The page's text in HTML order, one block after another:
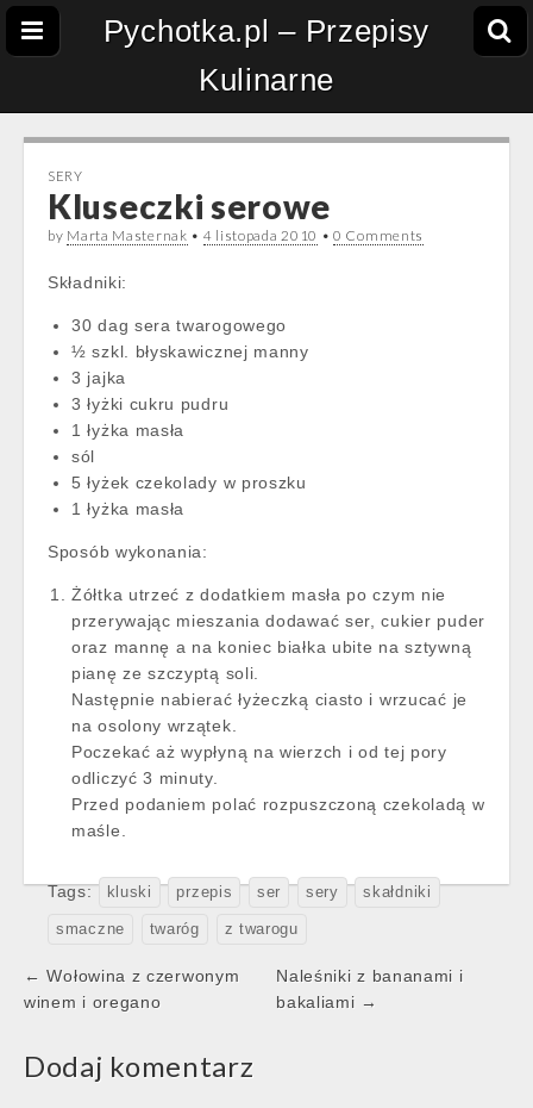
Pychotka.pl – Przepisy
Kulinarne
SERY
Kluseczki serowe
by Marta Masternak • 4 listopada 2010 •0 Comments
Składniki:
30 dag sera twarogowego
½ szkl. błyskawicznej manny
3 jajka
3 łyżki cukru pudru
1 łyżka masła
sól
5 łyżek czekolady w proszku
1 łyżka masła
Sposób wykonania:
Żółtka utrzeć z dodatkiem masła po czym nie
przerywając mieszania dodawać ser, cukier puder
oraz mannę a na koniec białka ubite na sztywną
pianę ze szczyptą soli.
Następnie nabierać łyżeczką ciasto i wrzucać je
na osolony wrzątek.
Poczekać aż wypłyną na wierzch i od tej pory
odliczyć 3 minuty.
Przed podaniem polać rozpuszczoną czekoladą w
maśle.
Tags: kluski przepis ser sery skałdniki
smaczne twaróg z twarogu
Post
navigation
← Wołowina z czerwonym
winem i oregano
Naleśniki z bananami i
bakaliami →
Dodaj komentarz